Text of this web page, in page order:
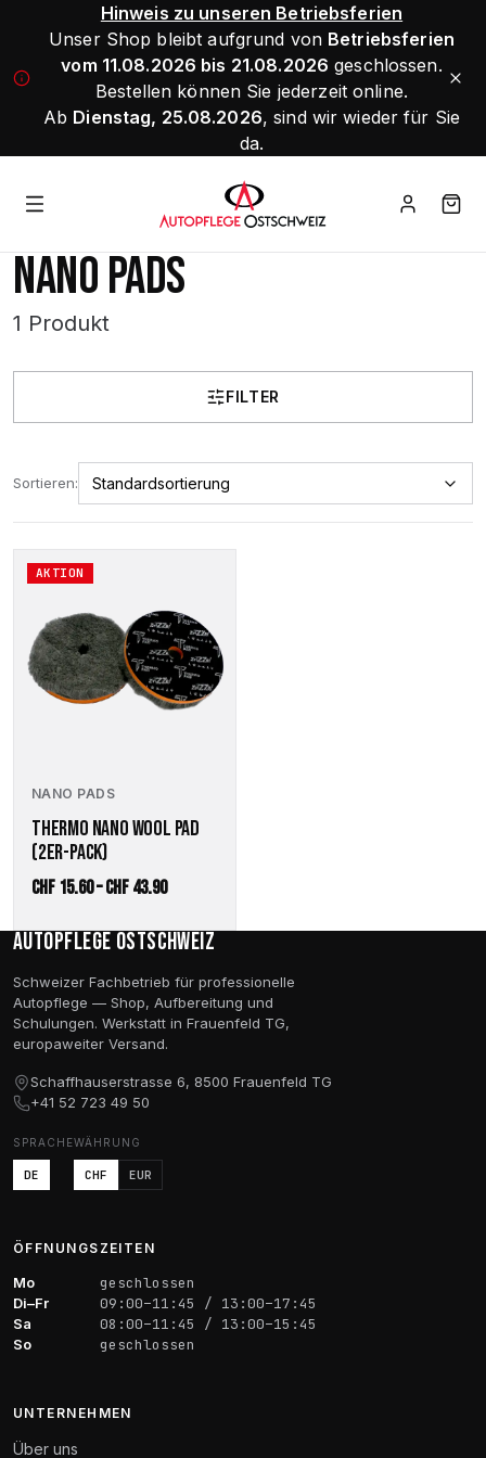
Hinweis zu unseren Betriebsferien
Unser Shop bleibt aufgrund von Betriebsferien
vom 11.08.2026 bis 21.08.2026 geschlossen.
Bestellen können Sie jederzeit online.
Ab Dienstag, 25.08.2026, sind wir wieder für Sie
da.
NANO PADS
1 Produkt
FILTER
Sortieren:
AKTION
NANO PADS
THERMO NANO WOOL PAD
(2ER-PACK)
CHF 15.60–CHF43.90Preisspanne:
bis
CHF 43.90
Dieses
Produkt
mehrere
Varianten
auf.
der
gewählt
werden
Autopflege Ostschweiz
Schweizer Fachbetrieb für professionelle
Autopflege — Shop, Aufbereitung und
Schulungen. Werkstatt in Frauenfeld TG,
europaweiter Versand.
Schaffhauserstrasse 6, 8500 Frauenfeld TG
+41 52 723 49 50
SPRACHE
DE
WÄHRUNG
CHF EUR
ÖFFNUNGSZEITEN
Mo geschlossen
Di–Fr 09:00–11:45 / 13:00–17:45
Sa 08:00–11:45 / 13:00–15:45
So geschlossen
UNTERNEHMEN
Über uns